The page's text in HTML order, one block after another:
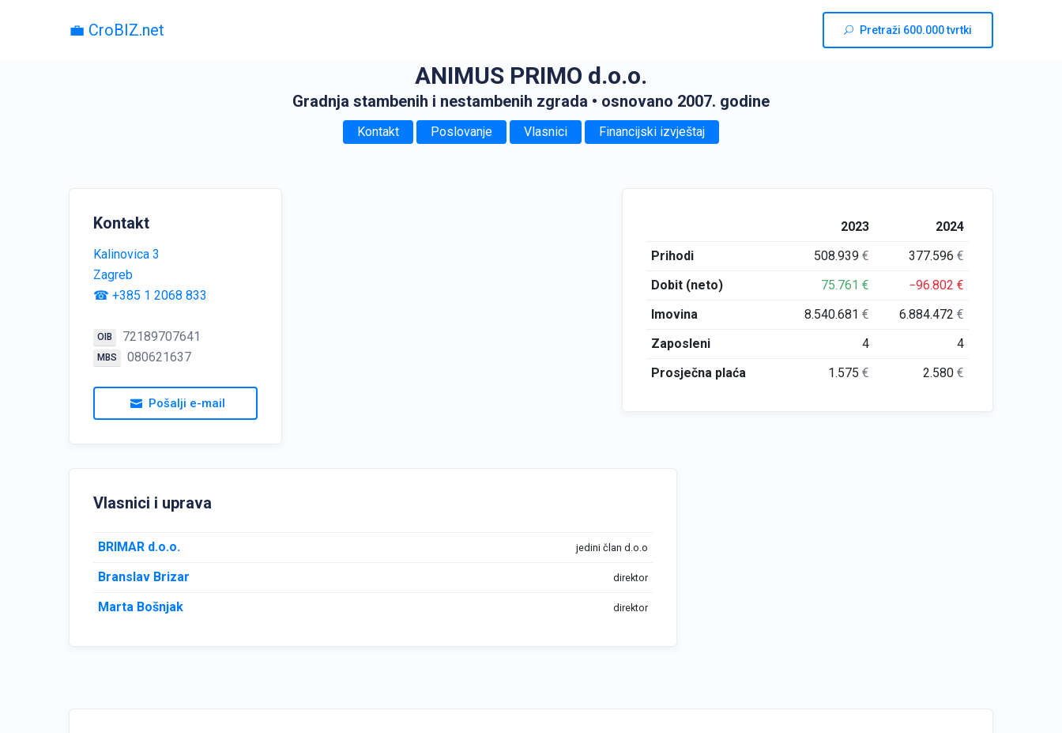
💼 CroBIZ.net Pretraži 600.000 tvrtki
ANIMUS PRIMO d.o.o.
Gradnja stambenih i nestambenih zgrada • osnovano 2007. godine
Kontakt Poslovanje Vlasnici Financijski izvještaj
Kontakt
Kalinovica 3
Zagreb
☎ +385 1 2068 833
OIB 72189707641
MBS 080621637
Pošalji e-mail
2023
2024
Prihodi
508.939€ 377.596€
Dobit (neto)
75.761€ −96.802€
Imovina
8.540.681€ 6.884.472€
Zaposleni
4
4
Prosječna plaća
1.575€ 2.580€
Vlasnici i uprava
BRIMAR d.o.o. jedini član d.o.o
Branslav Brizar direktor
Marta Bošnjak direktor